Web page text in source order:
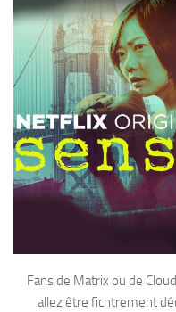
Fans de Matrix ou de
allez être fichtrement